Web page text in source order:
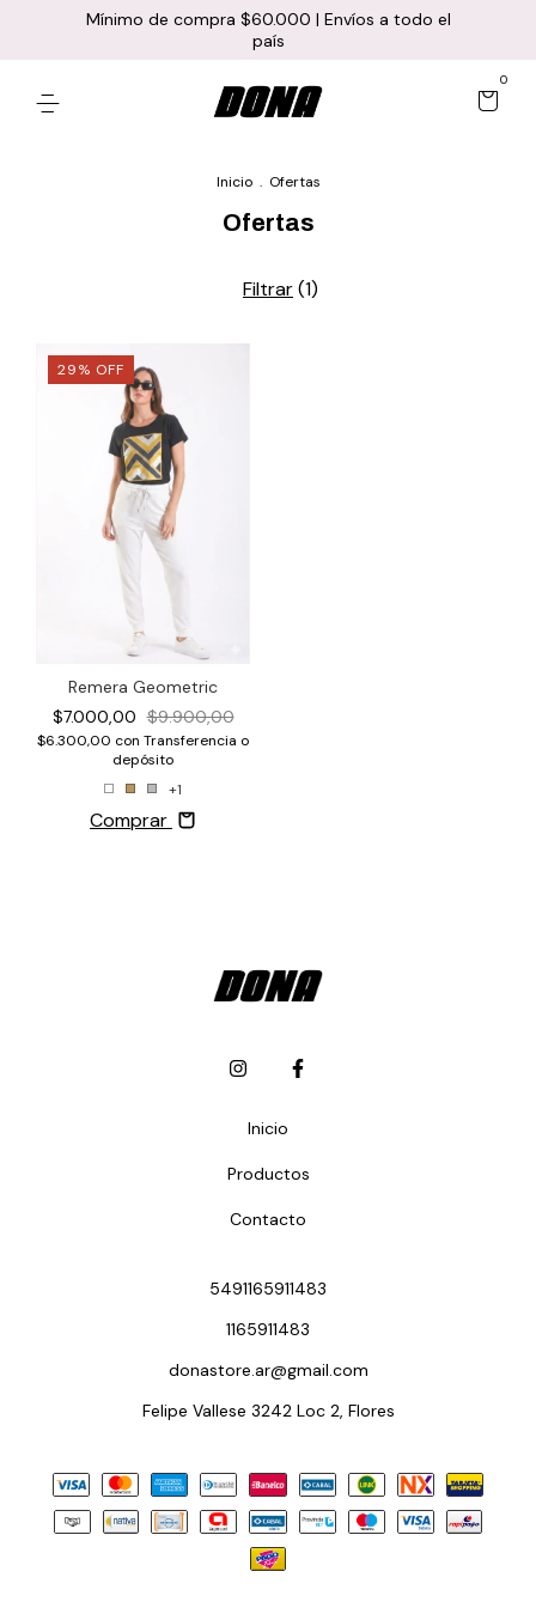
Mínimo de compra $60.000 | Envíos a todo el
país
0
Inicio . Ofertas
Ofertas
Filtrar(1)
29% OFF
Remera Geometric
$7.000,00 $9.900,00
$6.300,00 con Transferencia o
depósito
+1
Comprar
Inicio
Productos
Contacto
5491165911483
1165911483
donastore.ar@gmail.com
Felipe Vallese 3242 Loc 2, Flores